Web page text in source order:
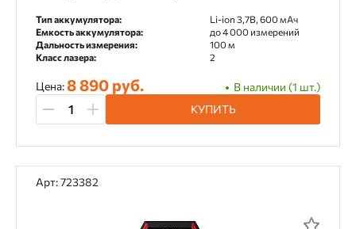
Тип аккумулятора:
Li-ion 3,7В, 600 мАч
Емкость аккумулятора:
до 4 000 измерений
Дальность измерения:
100 м
Класс лазера:
2
Цена:8 890 руб.
В наличии (1 шт.)
КУПИТЬ
Арт: 723382